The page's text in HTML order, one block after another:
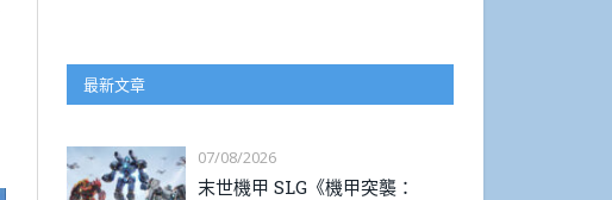
最新文章
07/08/2026
末世機甲 SLG《機甲突襲：